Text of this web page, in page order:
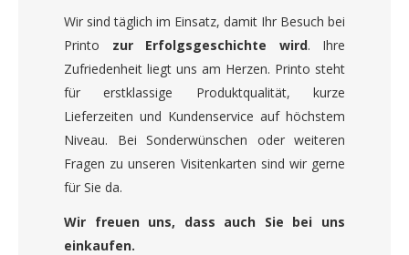
Wir sind täglich im Einsatz, damit Ihr Besuch bei
Printo zur Erfolgsgeschichte wird. Ihre
Zufriedenheit liegt uns am Herzen. Printo steht
für erstklassige Produktqualität, kurze
Lieferzeiten und Kundenservice auf höchstem
Niveau. Bei Sonderwünschen oder weiteren
Fragen zu unseren Visitenkarten sind wir gerne
für Sie da.
Wir freuen uns, dass auch Sie bei uns
einkaufen.